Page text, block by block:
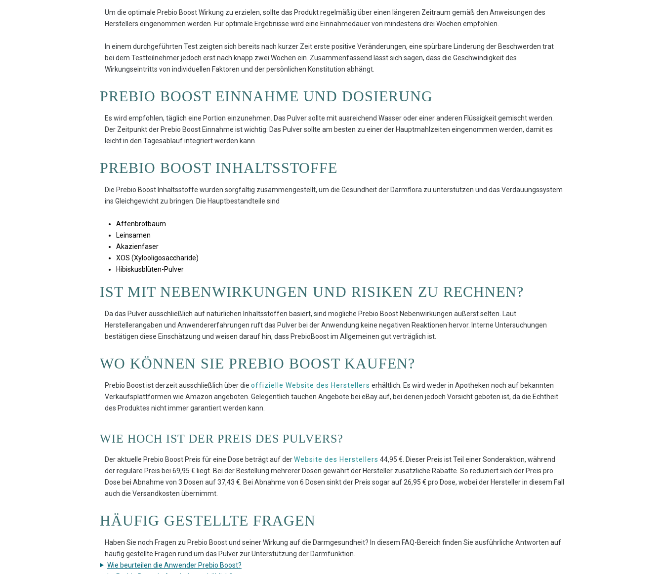
Um die optimale Prebio Boost Wirkung zu erzielen, sollte das Produkt regelmäßig über einen längeren Zeitraum gemäß den Anweisungen des
Herstellers eingenommen werden. Für optimale Ergebnisse wird eine Einnahmedauer von mindestens drei Wochen empfohlen.
In einem durchgeführten Test zeigten sich bereits nach kurzer Zeit erste positive Veränderungen, eine spürbare Linderung der Beschwerden trat
bei dem Testteilnehmer jedoch erst nach knapp zwei Wochen ein. Zusammenfassend lässt sich sagen, dass die Geschwindigkeit des
Wirkungseintritts von individuellen Faktoren und der persönlichen Konstitution abhängt.
PREBIO BOOST EINNAHME UND DOSIERUNG
Es wird empfohlen, täglich eine Portion einzunehmen. Das Pulver sollte mit ausreichend Wasser oder einer anderen Flüssigkeit gemischt werden.
Der Zeitpunkt der Prebio Boost Einnahme ist wichtig: Das Pulver sollte am besten zu einer der Hauptmahlzeiten eingenommen werden, damit es
leicht in den Tagesablauf integriert werden kann.
PREBIO BOOST INHALTSSTOFFE
Die Prebio Boost Inhaltsstoffe wurden sorgfältig zusammengestellt, um die Gesundheit der Darmflora zu unterstützen und das Verdauungssystem
ins Gleichgewicht zu bringen. Die Hauptbestandteile sind
Affenbrotbaum
Leinsamen
Akazienfaser
XOS (Xylooligosaccharide)
Hibiskusblüten-Pulver
IST MIT NEBENWIRKUNGEN UND RISIKEN ZU RECHNEN?
Da das Pulver ausschließlich auf natürlichen Inhaltsstoffen basiert, sind mögliche Prebio Boost Nebenwirkungen äußerst selten. Laut
Herstellerangaben und Anwendererfahrungen ruft das Pulver bei der Anwendung keine negativen Reaktionen hervor. Interne Untersuchungen
bestätigen diese Einschätzung und weisen darauf hin, dass PrebioBoost im Allgemeinen gut verträglich ist.
WO KÖNNEN SIE PREBIO BOOST KAUFEN?
Prebio Boost ist derzeit ausschließlich über die offizielle Website des Herstellers erhältlich. Es wird weder in Apotheken noch auf bekannten
Verkaufsplattformen wie Amazon angeboten. Gelegentlich tauchen Angebote bei eBay auf, bei denen jedoch Vorsicht geboten ist, da die Echtheit
des Produktes nicht immer garantiert werden kann.
WIE HOCH IST DER PREIS DES PULVERS?
Der aktuelle Prebio Boost Preis für eine Dose beträgt auf derWebsite des Herstellers 44,95 €. Dieser Preis ist Teil einer Sonderaktion, während
der reguläre Preis bei 69,95 € liegt. Bei der Bestellung mehrerer Dosen gewährt der Hersteller zusätzliche Rabatte. So reduziert sich der Preis pro
Dose bei Abnahme von 3 Dosen auf 37,43 €. Bei Abnahme von 6 Dosen sinkt der Preis sogar auf 26,95 € pro Dose, wobei der Hersteller in diesem Fall
auch die Versandkosten übernimmt.
HÄUFIG GESTELLTE FRAGEN
Haben Sie noch Fragen zu Prebio Boost und seiner Wirkung auf die Darmgesundheit? In diesem FAQ-Bereich finden Sie ausführliche Antworten auf
häufig gestellte Fragen rund um das Pulver zur Unterstützung der Darmfunktion.
Wie beurteilen die Anwender Prebio Boost?